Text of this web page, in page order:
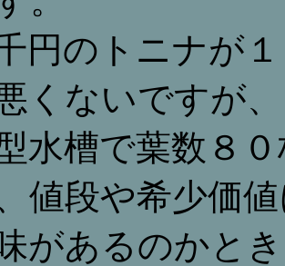
円のトニナが
くないですが
水槽で葉数８
値段や希少価
があるのかと